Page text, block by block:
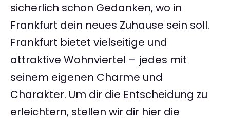
sicherlich schon Gedanken, wo in
Frankfurt dein neues Zuhause sein soll.
Frankfurt bietet vielseitige und
attraktive Wohnviertel – jedes mit
seinem eigenen Charme und
Charakter. Um dir die Entscheidung zu
erleichtern, stellen wir dir hier die